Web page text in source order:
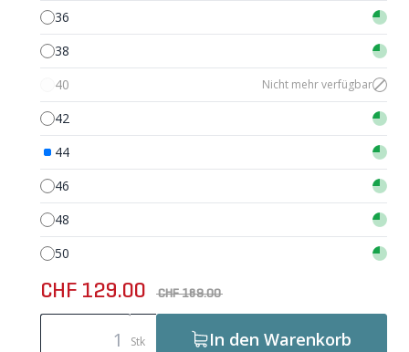
36
38
40
Nicht mehr verfügbar
42
44
46
48
50
CHF 129.00 CHF 189.00
Stk In den Warenkorb